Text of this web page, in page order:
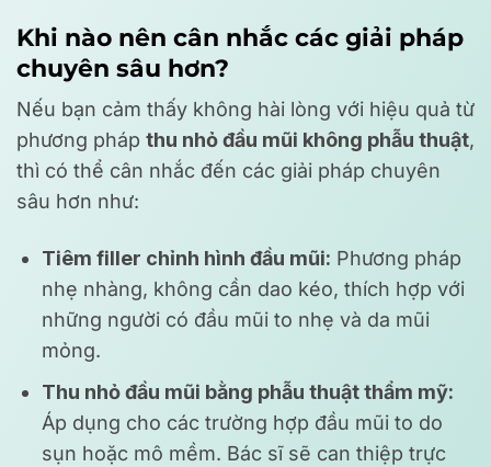
Khi nào nên cân nhắc các giải pháp
chuyên sâu hơn?
Nếu bạn cảm thấy không hài lòng với hiệu quả từ
phương pháp thu nhỏ đầu mũi không phẫu thuật,
thì có thể cân nhắc đến các giải pháp chuyên
sâu hơn như:
Tiêm filler chỉnh hình đầu mũi: Phương pháp
nhẹ nhàng, không cần dao kéo, thích hợp với
những người có đầu mũi to nhẹ và da mũi
mỏng.
Thu nhỏ đầu mũi bằng phẫu thuật thẩm mỹ:
Áp dụng cho các trường hợp đầu mũi to do
sụn hoặc mô mềm. Bác sĩ sẽ can thiệp trực